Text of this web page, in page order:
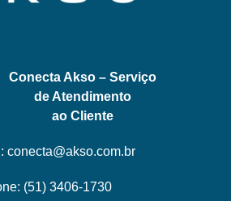
Conecta Akso – Serviço
de Atendimento
ao Cliente
conecta@akso.com.br
(51) 3406-1730